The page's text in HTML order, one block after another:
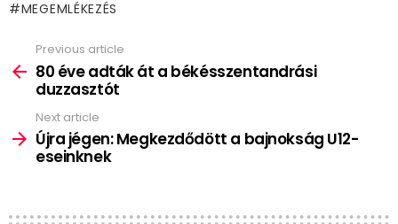
MEGEMLÉKEZÉS
more
Previous article
80 éve adták át a békésszentandrási
duzzasztót
Next article
Újra jégen: Megkezdődött a bajnokság U12-
eseinknek